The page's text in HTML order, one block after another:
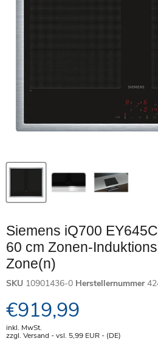
Siemens iQ700
60 cm Zonen-
Zone(n)
SKU 10901436-0 Herstellernummer
Aktueller Preis
€919,99
inkl. MwSt.
zzgl. Versand - vsl. 5,99 EUR- (DE)